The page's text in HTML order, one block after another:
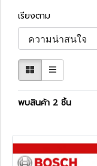
เรียงตาม
พบสินค้า 2 ชิ้น